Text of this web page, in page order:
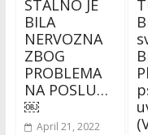
STALNO JE
BILA
NERVOZNA
ZBOG
PROBLEMA
NA POSLU…
￼
April 21, 2022